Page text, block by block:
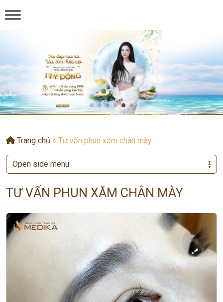
Trang chủ » Tư vấn phun xăm chân mày
TƯ VẤN PHUN XĂM CHÂN MÀY
Open side menu